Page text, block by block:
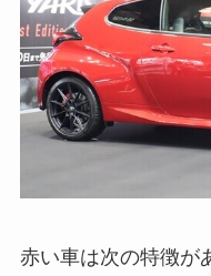
赤い車は次の特徴が